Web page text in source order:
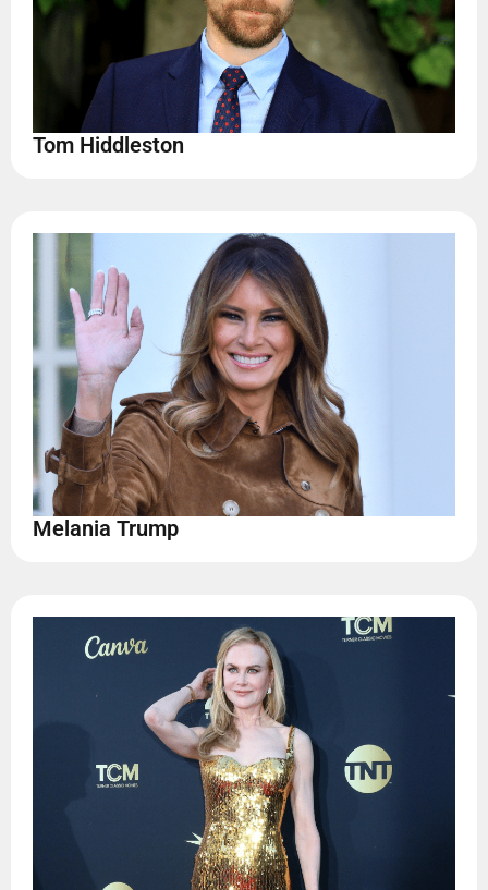
Tom Hiddleston
Melania Trump